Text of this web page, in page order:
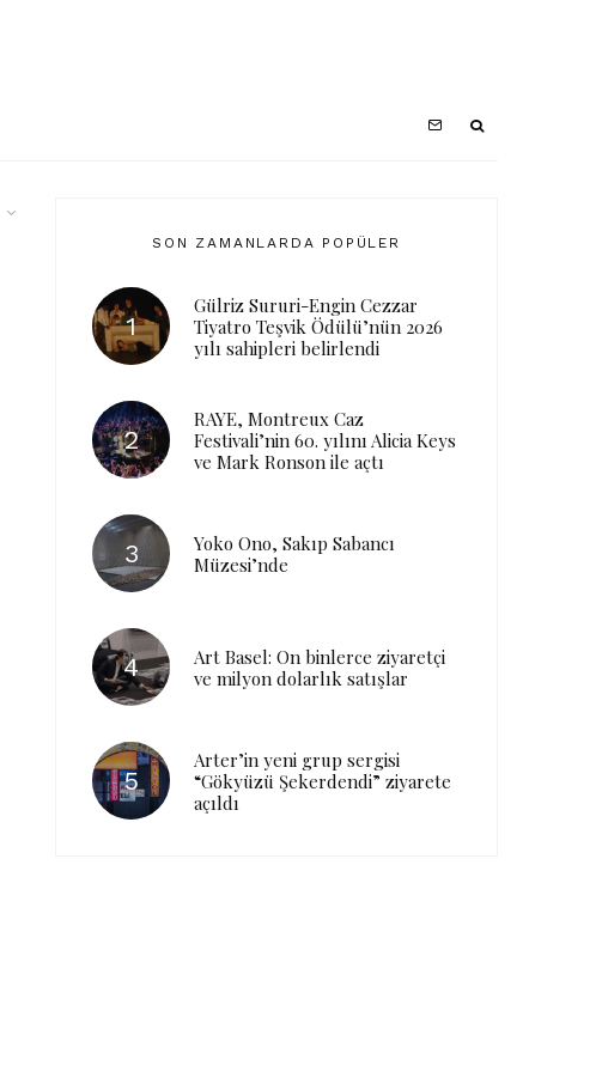
SON ZAMANLARDA POPÜLER
Gülriz Sururi-Engin Cezzar
Tiyatro Teşvik Ödülü’nün 2026
yılı sahipleri belirlendi
RAYE, Montreux Caz
Festivali’nin 60. yılını Alicia Keys
ve Mark Ronson ile açtı
Yoko Ono, Sakıp Sabancı
Müzesi’nde
Art Basel: On binlerce ziyaretçi
ve milyon dolarlık satışlar
Arter’in yeni grup sergisi
“Gökyüzü Şekerdendi” ziyarete
açıldı